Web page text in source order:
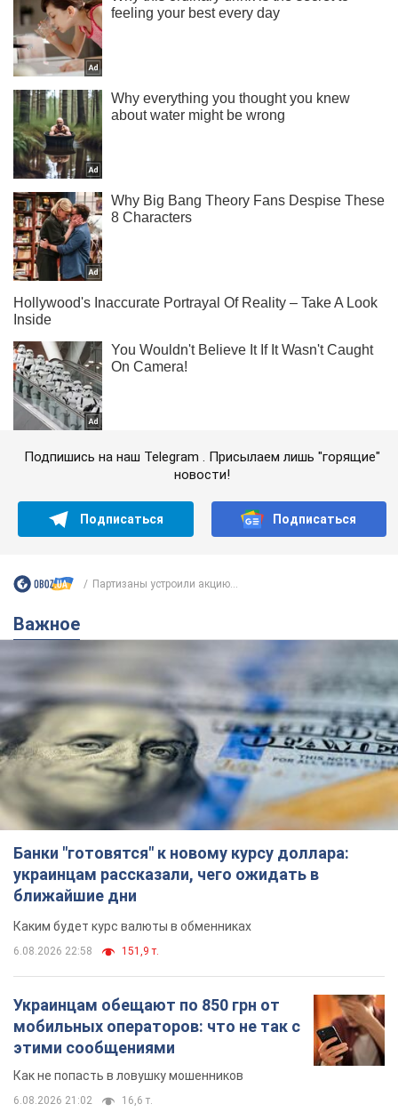
Подпишись на наш Telegram . Присылаем лишь "горящие"
новости!
Подписаться Подписаться
Партизаны устроили акцию...
Важное
Банки "готовятся" к новому курсу доллара:
украинцам рассказали, чего ожидать в
ближайшие дни
Каким будет курс валюты в обменниках
6.08.2026 22:58 151,9 т.
Украинцам обещают по 850 грн от
мобильных операторов: что не так с
этими сообщениями
Как не попасть в ловушку мошенников
6.08.2026 21:02 16,6 т.